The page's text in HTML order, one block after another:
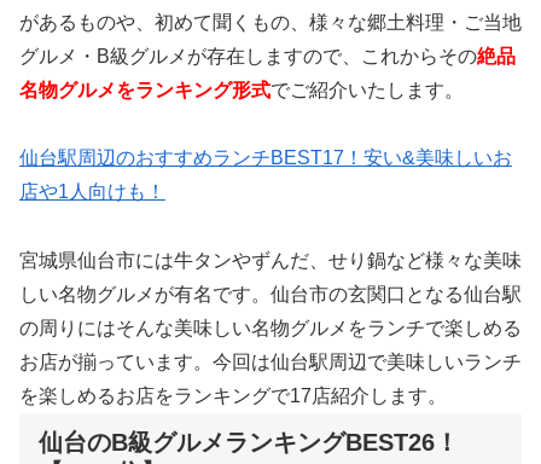
があるものや、初めて聞くもの、様々な郷土料理・ご当地
グルメ・B級グルメが存在しますので、これからその絶品
名物グルメをランキング形式でご紹介いたします。
仙台駅周辺のおすすめランチBEST17！安い&美味しいお
店や1人向けも！
宮城県仙台市には牛タンやずんだ、せり鍋など様々な美味
しい名物グルメが有名です。仙台市の玄関口となる仙台駅
の周りにはそんな美味しい名物グルメをランチで楽しめる
お店が揃っています。今回は仙台駅周辺で美味しいランチ
を楽しめるお店をランキングで17店紹介します。
仙台のB級グルメランキングBEST26！